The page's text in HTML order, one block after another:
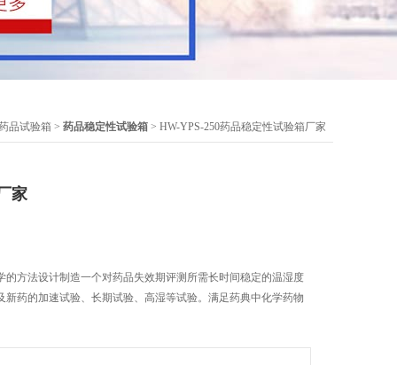
品试验箱 > 药品稳定性试验箱 > HW-YPS-250药品稳定性试验箱厂家
家
的方法设计制造一个对药品失效期评测所需长时间稳定的温湿度
新药的加速试验、长期试验、高湿等试验。满足药典中化学药物